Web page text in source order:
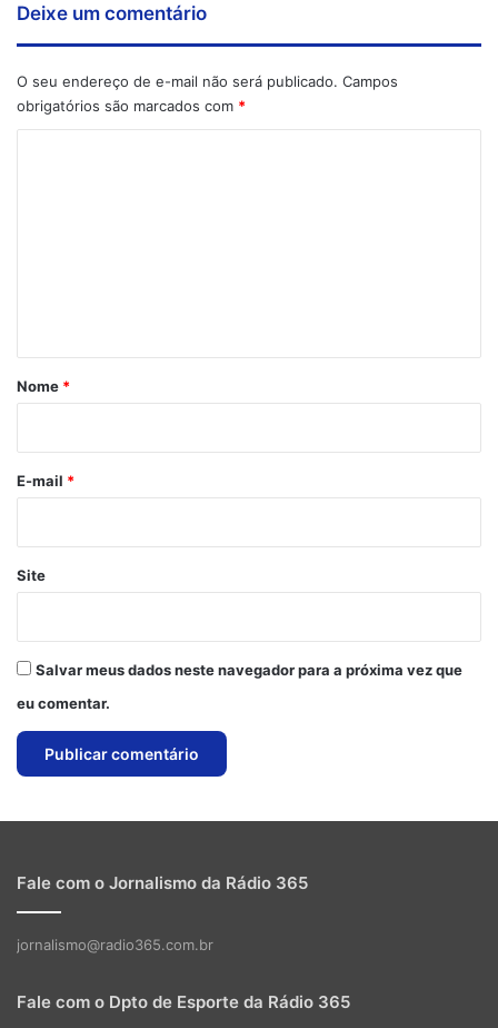
Deixe um comentário
O seu endereço de e-mail não será publicado. Campos
obrigatórios são marcados com *
r
*
Nome *
E-mail *
Site
Salvar meus dados neste navegador para a próxima vez que
eu comentar.
Fale com o Jornalismo da Rádio 365
jornalismo@radio365.com.br
Fale com o Dpto de Esporte da Rádio 365